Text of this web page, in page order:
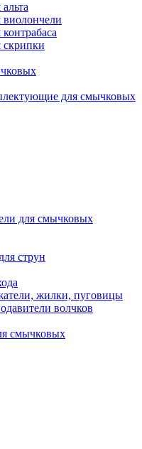
для смычковых
для смычковых
струн
жилки, пуговицы
волчков
смычковых